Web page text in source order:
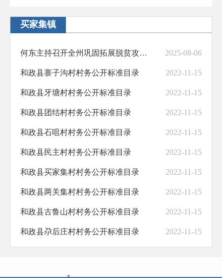
防范化解重大风险
财政资金直达基层
助企纾困
职业培训
义务教育
饮水安全
交通运输
基层政务公开标准化规范化
买家集镇
何东主持召开全州巩固拓展脱贫攻坚成果同乡村振兴有效衔接调度会暨2024年度国考省考反馈问题整改工作推进会 2025-08-06
和政县寨子沟村村务公开标准目录 2022-11-15
和政县牙塘村村务公开标准目录 2022-11-15
和政县团结村村务公开标准目录 2022-11-15
和政县石咀村村务公开标准目录 2022-11-15
和政县民主村村务公开标准目录 2022-11-15
和政县买家集村村务公开标准目录 2022-11-15
和政县两关集村村务公开标准目录 2022-11-15
和政县古鲁山村村务公开标准目录 2022-11-15
和政县尕后庄村村务公开标准目录 2022-11-15
x